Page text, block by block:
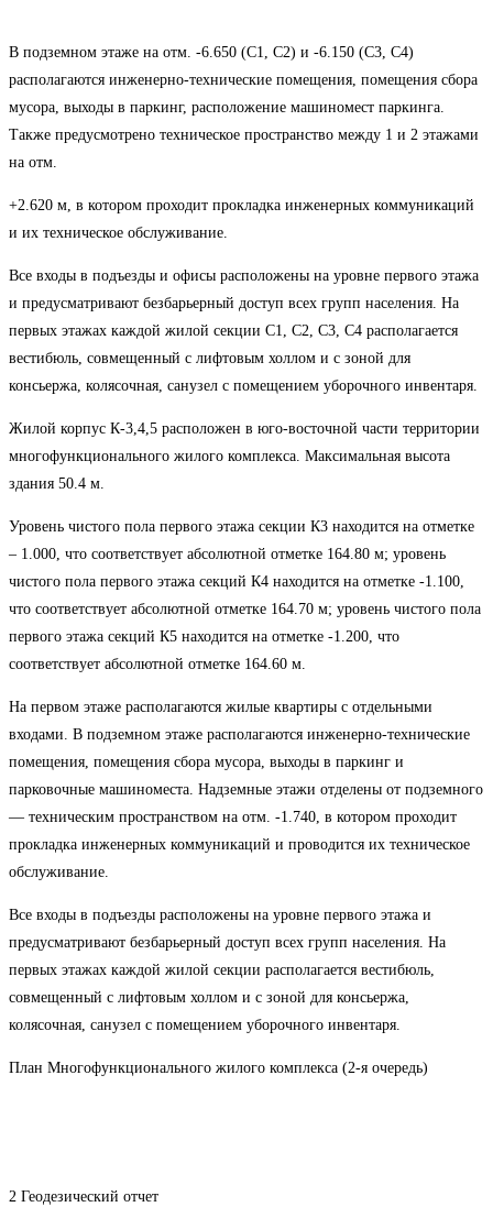
В подземном этаже на отм. -6.650 (С1, С2) и -6.150 (С3, С4)
располагаются инженерно-технические помещения, помещения сбора
мусора, выходы в паркинг, расположение машиномест паркинга.
Также предусмотрено техническое пространство между 1 и 2 этажами
на отм.
+2.620 м, в котором проходит прокладка инженерных коммуникаций
и их техническое обслуживание.
Все входы в подъезды и офисы расположены на уровне первого этажа
и предусматривают безбарьерный доступ всех групп населения. На
первых этажах каждой жилой секции С1, С2, С3, С4 располагается
вестибюль, совмещенный с лифтовым холлом и с зоной для
консьержа, колясочная, санузел с помещением уборочного инвентаря.
Жилой корпус К-3,4,5 расположен в юго-восточной части территории
многофункционального жилого комплекса. Максимальная высота
здания 50.4 м.
Уровень чистого пола первого этажа секции К3 находится на отметке
– 1.000, что соответствует абсолютной отметке 164.80 м; уровень
чистого пола первого этажа секций К4 находится на отметке -1.100,
что соответствует абсолютной отметке 164.70 м; уровень чистого пола
первого этажа секций К5 находится на отметке -1.200, что
соответствует абсолютной отметке 164.60 м.
На первом этаже располагаются жилые квартиры с отдельными
входами. В подземном этаже располагаются инженерно-технические
помещения, помещения сбора мусора, выходы в паркинг и
парковочные машиноместа. Надземные этажи отделены от подземного
— техническим пространством на отм. -1.740, в котором проходит
прокладка инженерных коммуникаций и проводится их техническое
обслуживание.
Все входы в подъезды расположены на уровне первого этажа и
предусматривают безбарьерный доступ всех групп населения. На
первых этажах каждой жилой секции располагается вестибюль,
совмещенный с лифтовым холлом и с зоной для консьержа,
колясочная, санузел с помещением уборочного инвентаря.
План Многофункционального жилого комплекса (2-я очередь)
2 Геодезический отчет